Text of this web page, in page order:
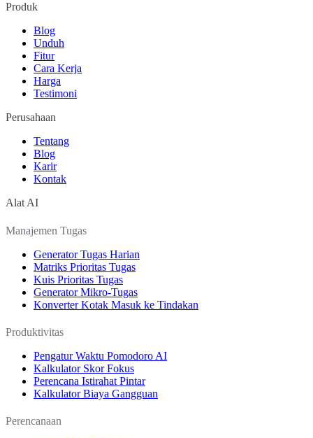
Produk
Blog
Unduh
Fitur
Cara Kerja
Harga
Testimoni
Perusahaan
Tentang
Blog
Karir
Kontak
Alat AI
Manajemen Tugas
Generator Tugas Harian
Matriks Prioritas Tugas
Kuis Prioritas Tugas
Generator Mikro-Tugas
Konverter Kotak Masuk ke Tindakan
Produktivitas
Pengatur Waktu Pomodoro AI
Kalkulator Skor Fokus
Perencana Istirahat Pintar
Kalkulator Biaya Gangguan
Perencanaan